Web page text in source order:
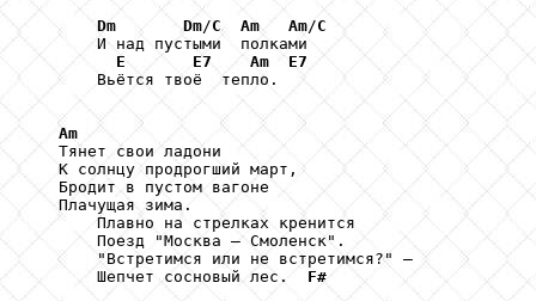
Dm
Dm/C Am Am/C
       И над пустыми  полками
E
E7 Am
E7
       Вьётся твоё  тепло.
Am
   Тянет свои ладони
   К солнцу продрогший март,
   Бродит в пустом вагоне
   Плачущая зима.
       Плавно на стрелках кренится
       Поезд "Москва — Смоленск".
       "Встретимся или не встретимся?" —
       Шепчет сосновый лес.
F#